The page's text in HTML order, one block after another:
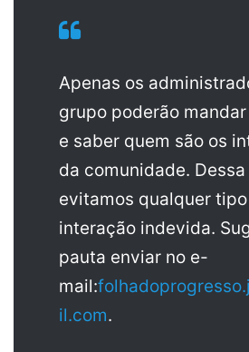
Apenas os
grupo poderão
e saber quem são os
da comunidade.
evitamos qualquer
interação indevida.
pauta enviar no e-
mail:
il.com.